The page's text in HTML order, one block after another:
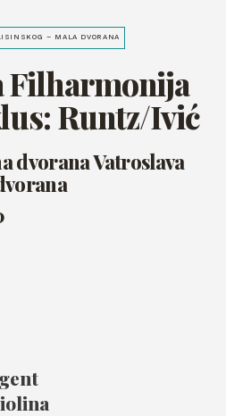
– MALA DVORANA
Filharmonija
Runtz/Ivić
dvorana Vatroslava